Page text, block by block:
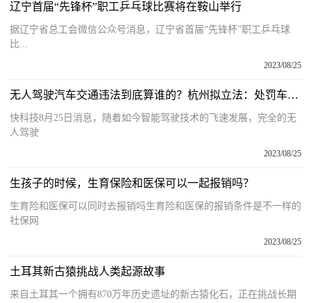
辽宁首届“先锋杯”职工乒乓球比赛将在鞍山举行
据辽宁省总工会微信公众号消息，辽宁省首届“先锋杯”职工乒乓球
比...
2023/08/25
无人驾驶汽车交通违法到底算谁的？杭州拟立法：处罚车辆所有人或管理人
快科技8月25日消息，随着如今智能驾驶技术的飞速发展，完全的无
人驾驶
2023/08/25
生孩子的时候，生育保险和医保可以一起报销吗？
生育险和医保可以同时去报销吗生育险和医保的报销条件是不一样的
社保网
2023/08/25
土耳其新古猿挑战人类起源故事
来自土耳其一个拥有870万年历史遗址的新古猿化石，正在挑战长期